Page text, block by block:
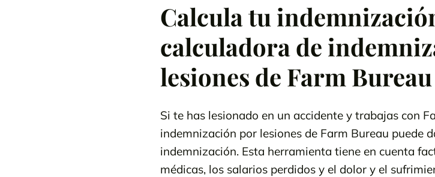
Calcula tu
calculadora de
lesiones de Farm Bureau
Si te has lesionado en un accidente y trabajas con
indemnización por lesiones de Farm Bureau puede
indemnización. Esta herramienta tiene en cuenta
médicas, los salarios perdidos y el dolor y el